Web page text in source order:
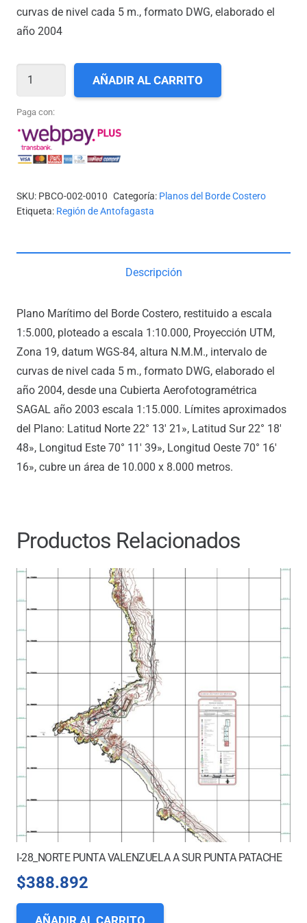
curvas de nivel cada 5 m., formato DWG, elaborado el
año 2004
AGUA
DULCE
A
CALETA
cantidad
AÑADIR AL CARRITO
Paga con:
SKU: PBCO-002-0010 Categoría: Planos del Borde Costero
Etiqueta: Región de Antofagasta
Descripción
Plano Marítimo del Borde Costero, restituido a escala
1:5.000, ploteado a escala 1:10.000, Proyección UTM,
Zona 19, datum WGS-84, altura N.M.M., intervalo de
curvas de nivel cada 5 m., formato DWG, elaborado el
año 2004, desde una Cubierta Aerofotogramétrica
SAGAL año 2003 escala 1:15.000. Límites aproximados
del Plano: Latitud Norte 22° 13′ 21», Latitud Sur 22° 18′
48», Longitud Este 70° 11′ 39», Longitud Oeste 70° 16′
16», cubre un área de 10.000 x 8.000 metros.
Productos Relacionados
I-28_NORTE PUNTA VALENZUELA A SUR PUNTA PATACHE
$388.892
AÑADIR AL CARRITO